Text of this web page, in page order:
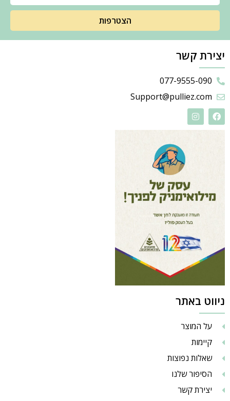
הצטרפות
יצירת קשר
077-9555-090
Support@pulliez.com
ניווט באתר
על המוצר
קיימות
שאלות נפוצות
הסיפור שלנו
יצירת קשר